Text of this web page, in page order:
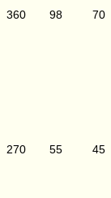
360 98 70
270 55 45